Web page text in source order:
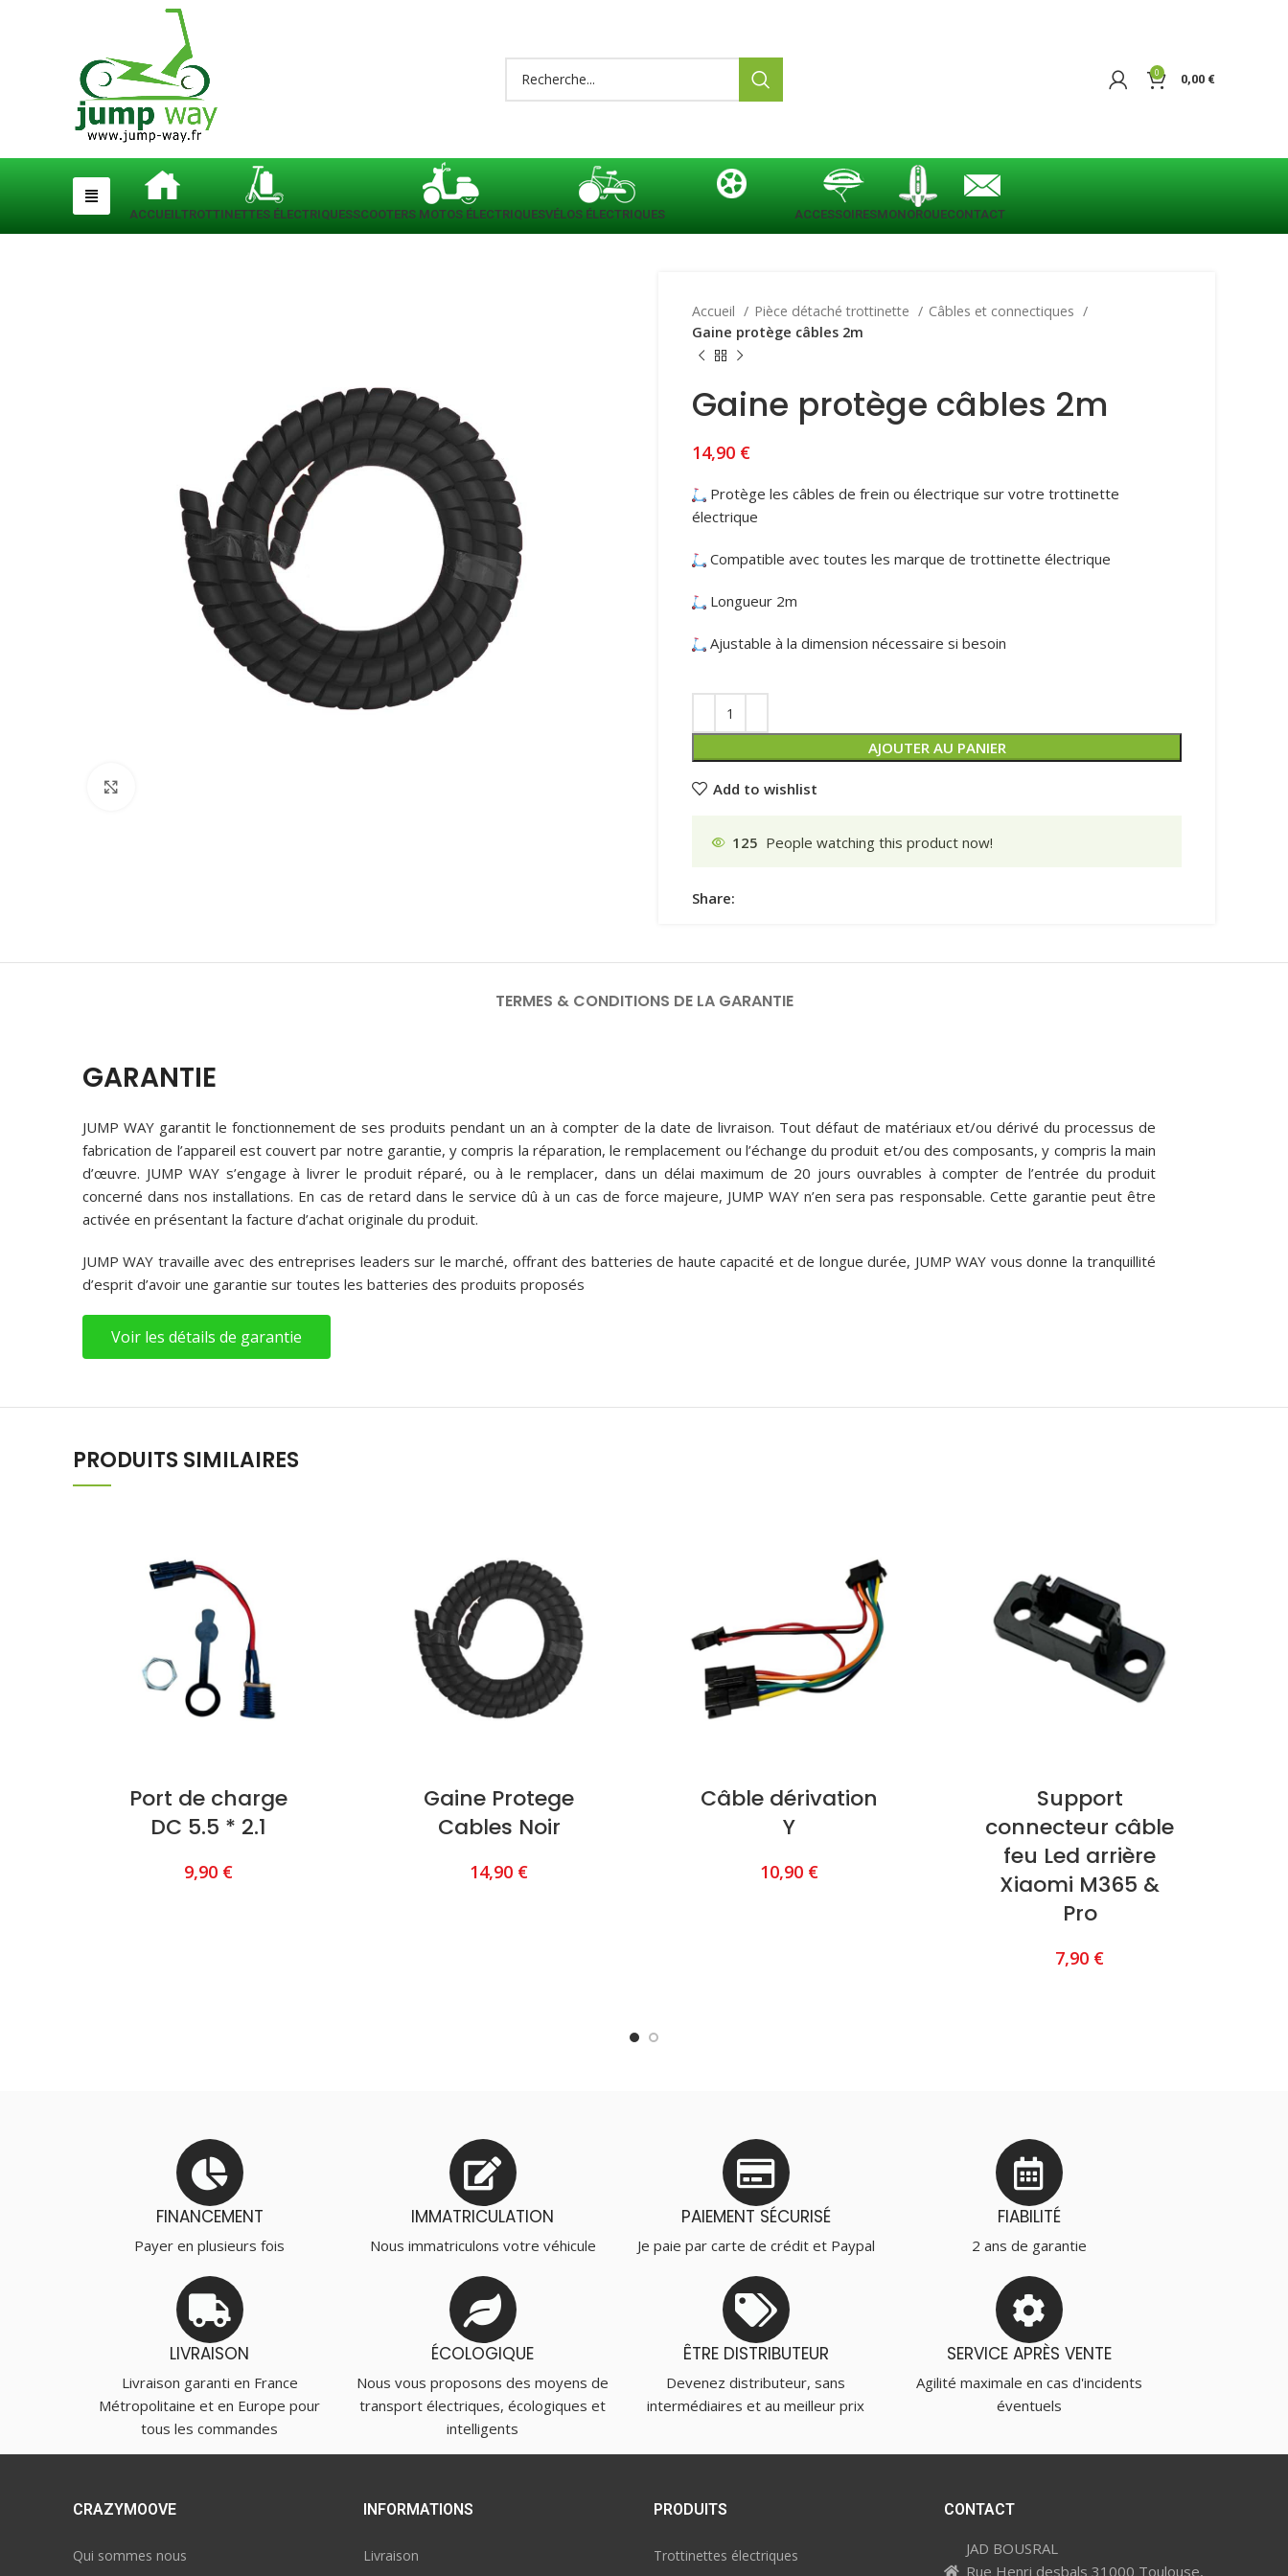
0 0,00 €
ACCUEILTROTTINETTES ÉLECTRIQUESSCOOTERS MOTOS ÉLECTRIQUESVÉLOS ÉLECTRIQUES ACCESSOIRESMONOROUECONTACT
Accueil Pièce détaché trottinette
Câbles et connectiques
Gaine protège câbles 2m
Gaine protège câbles 2m
14,90 €
Protège les câbles de frein ou électrique sur votre trottinette
électrique
Compatible avec toutes les marque de trottinette électrique
Longueur 2m
Ajustable à la dimension nécessaire si besoin
AJOUTER AU PANIER
Add to wishlist
125 People watching this product now!
Share:
TERMES & CONDITIONS DE LA GARANTIE
GARANTIE
JUMP WAY garantit le fonctionnement de ses produits pendant un an à compter de la date de livraison. Tout défaut de matériaux et/ou dérivé du processus de
fabrication de l’appareil est couvert par notre garantie, y compris la réparation, le remplacement ou l’échange du produit et/ou des composants, y compris la main
d’œuvre. JUMP WAY s’engage à livrer le produit réparé, ou à le remplacer, dans un délai maximum de 20 jours ouvrables à compter de l’entrée du produit
concerné dans nos installations. En cas de retard dans le service dû à un cas de force majeure, JUMP WAY n’en sera pas responsable. Cette garantie peut être
activée en présentant la facture d’achat originale du produit.
JUMP WAY travaille avec des entreprises leaders sur le marché, offrant des batteries de haute capacité et de longue durée, JUMP WAY vous donne la tranquillité
d’esprit d’avoir une garantie sur toutes les batteries des produits proposés
Voir les détails de garantie
PRODUITS SIMILAIRES
Port de charge
DC 5.5 * 2.1
9,90 €
Gaine Protege
Cables Noir
14,90 €
Câble dérivation
Y
10,90 €
Support
connecteur câble
feu Led arrière
Xiaomi M365 &
Pro
7,90 €
FINANCEMENT
Payer en plusieurs fois
IMMATRICULATION
Nous immatriculons votre véhicule
PAIEMENT SÉCURISÉ
Je paie par carte de crédit et Paypal
FIABILITÉ
2 ans de garantie
LIVRAISON
Livraison garanti en France
Métropolitaine et en Europe pour
tous les commandes
ÉCOLOGIQUE
Nous vous proposons des moyens de
transport électriques, écologiques et
intelligents
ÊTRE DISTRIBUTEUR
Devenez distributeur, sans
intermédiaires et au meilleur prix
SERVICE APRÈS VENTE
Agilité maximale en cas d'incidents
éventuels
CRAZYMOOVE
Qui sommes nous
INFORMATIONS
Livraison
PRODUITS
Trottinettes électriques
CONTACT
JAD BOUSRAL
Rue Henri desbals 31000 Toulouse,